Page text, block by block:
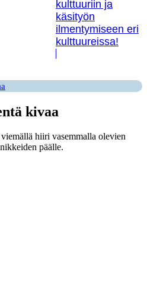
kulttuuriin ja
käsityön
ilmentymiseen eri
kulttuureissa!
kivaa
hiiri vasemmalla olevien
päälle.